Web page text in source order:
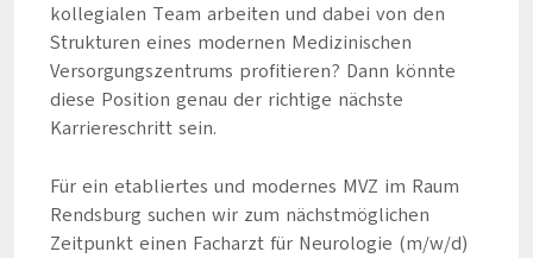
kollegialen Team arbeiten und dabei von den
Strukturen eines modernen Medizinischen
Versorgungszentrums profitieren? Dann könnte
diese Position genau der richtige nächste
Karriereschritt sein.
Für ein etabliertes und modernes MVZ im Raum
Rendsburg suchen wir zum nächstmöglichen
Zeitpunkt einen Facharzt für Neurologie (m/w/d)